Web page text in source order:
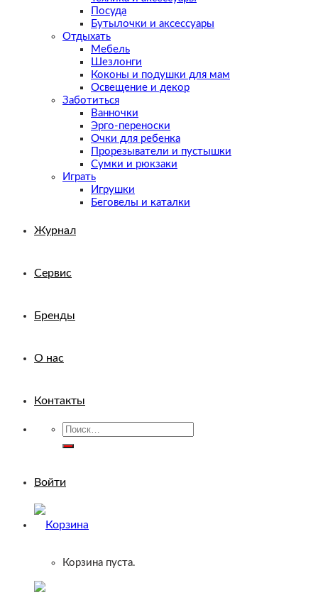
Посуда
Бутылочки и аксессуары
Отдыхать
Мебель
Шезлонги
Коконы и подушки для мам
Освещение и декор
Заботиться
Ванночки
Эрго-переноски
Очки для ребенка
Прорезыватели и пустышки
Сумки и рюкзаки
Играть
Игрушки
Беговелы и каталки
Журнал
Сервис
Бренды
О нас
Контакты
Искать:
Войти
Корзина пуста.